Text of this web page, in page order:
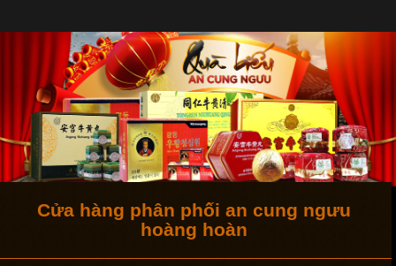
Cửa hàng phân phối an cung ngưu
hoàng hoàn